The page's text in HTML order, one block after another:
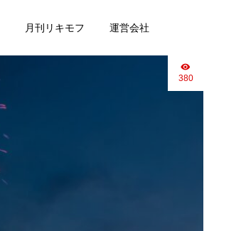
月刊リキモフ 運営会社
380